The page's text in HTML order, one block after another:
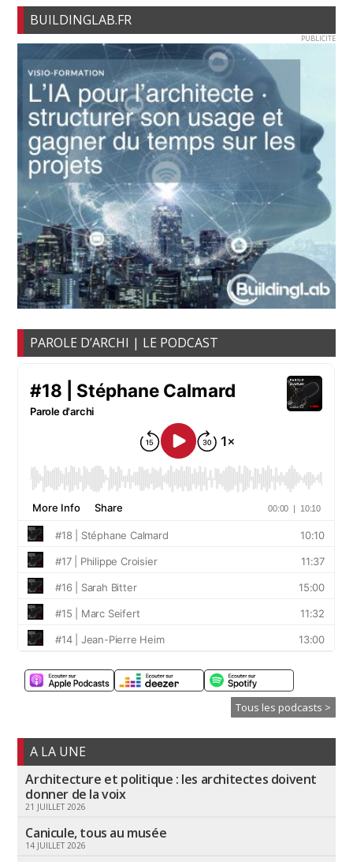
BUILDINGLAB.FR
PUBLICITE
PAROLE D’ARCHI | LE PODCAST
Tous les podcasts >
A LA UNE
Architecture et politique : les architectes doivent
donner de la voix
21 JUILLET 2026
Canicule, tous au musée
14 JUILLET 2026